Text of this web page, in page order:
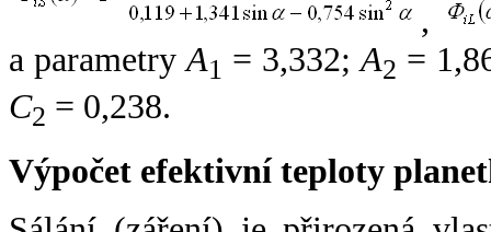
,
a parametryA1 = 3,332;A2 =
C2 = 0,238.
Výpočet efektivní teploty